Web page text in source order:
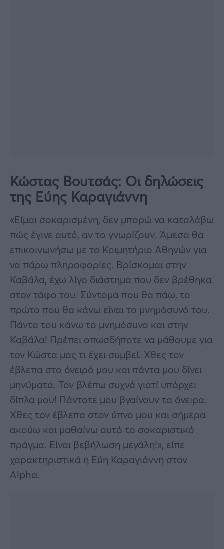
Κώστας Βουτσάς: Oι δηλώσεις
της Εύης Καραγιάννη
«Είμαι σοκαρισμένη, δεν μπορώ να καταλάβω
πώς έγινε αυτό, αν το γνωρίζουν. Άμεσα θα
επικοινωνήσω με το Κοιμητήριο Αθηνών για
να πάρω πληροφορίες. Βρίσκομαι στην
Καβάλα, έχω λίγο διάστημα που δεν βρέθηκα
στον τάφο του. Σύντομα που θα πάω, το
πρώτο που θα κάνω είναι το μνημόσυνό του.
Πάντα του κάνω το μνημόσυνο και στην
Καβάλα! Πρέπει οπωσδήποτε να μάθουμε για
τον Κώστα μας τι έχει συμβεί. Χθες τον
έβλεπα στο όνειρό μου και πάντα μου δίνει
μηνύματα. Τον βλέπω συχνά γιατί υπάρχει
δίπλα μου! Πάντοτε μου βγαίνουν τα όνειρα.
Χθες τον έβλεπα στον ύπνο μου και σήμερα
ακούω και μαθαίνω αυτό το σοκαριστικό
πράγμα. Είναι βεβήλωση μεγάλη!», είπε
χαρακτηριστικά η Εύη Καραγιάννη στον
Alpha.